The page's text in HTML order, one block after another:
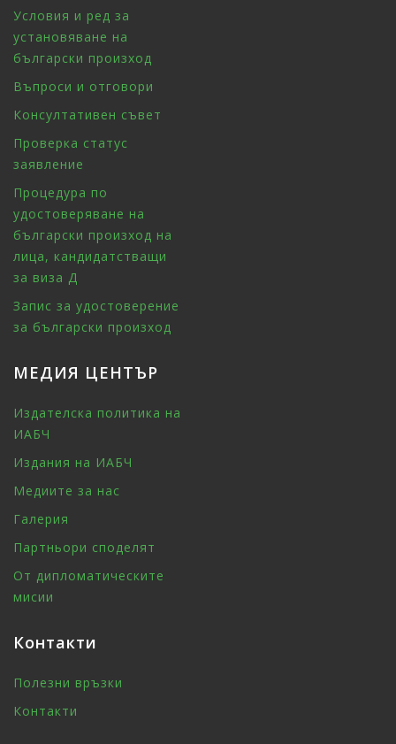
Условия и ред за
установяване на
български произход
Въпроси и отговори
Консултативен съвет
Проверка статус
заявление
Процедура по
удостоверяване на
български произход на
лица, кандидатстващи
за виза Д
Запис за удостоверение
за български произход
МЕДИЯ ЦЕНТЪР
Издателска политика на
ИАБЧ
Издания на ИАБЧ
Медиите за нас
Галерия
Партньори споделят
От дипломатическите
мисии
Контакти
Полезни връзки
Контакти